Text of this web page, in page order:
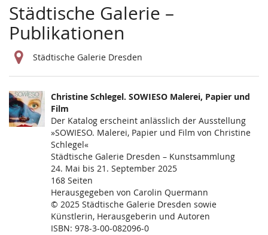
Städtische Galerie –
Publikationen
Städtische Galerie Dresden
Produkte
Unkategorisierte
Produkte
Christine Schlegel. SOWIESO Malerei, Papier und
Film
Der Katalog erscheint anlässlich der Ausstellung
»SOWIESO. Malerei, Papier und Film von Christine
Schlegel«
Städtische Galerie Dresden – Kunstsammlung
24. Mai bis 21. September 2025
168 Seiten
Herausgegeben von Carolin Quermann
© 2025 Städtische Galerie Dresden sowie
Künstlerin, Herausgeberin und Autoren
ISBN: 978-3-00-082096-0